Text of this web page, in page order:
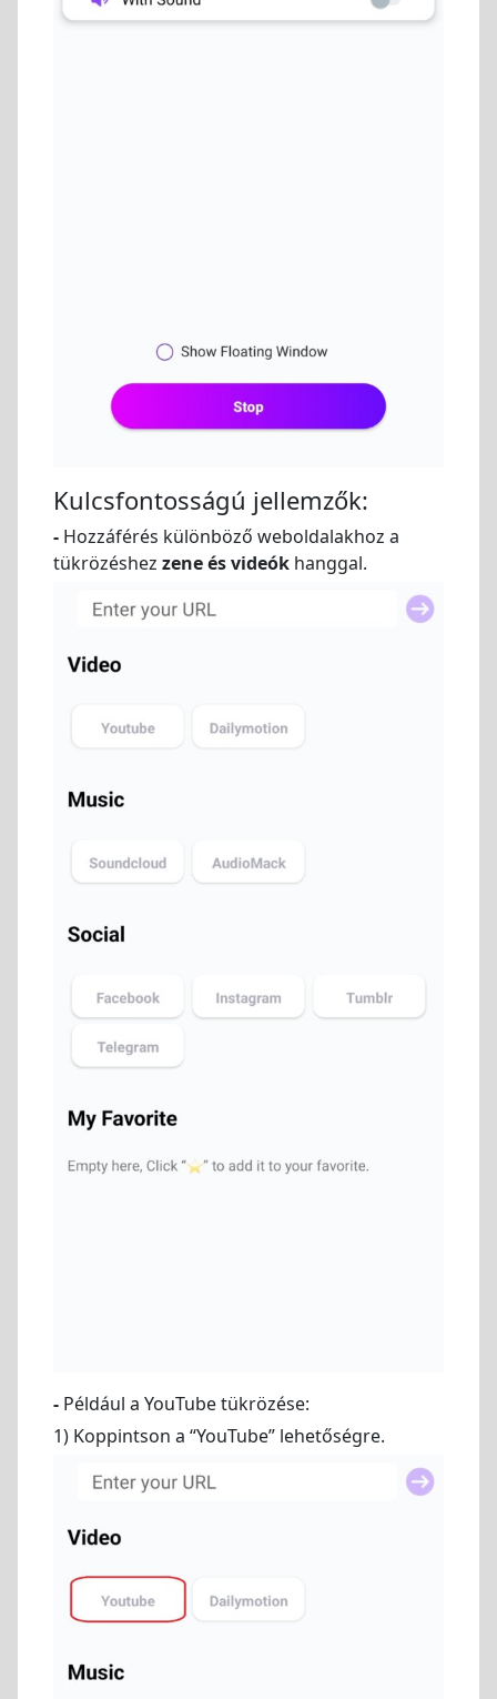
Kulcsfontosságú jellemzők:
- Hozzáférés különböző weboldalakhoz a
tükrözéshez zene és videók hanggal.
- Például a YouTube tükrözése:
1) Koppintson a “YouTube” lehetőségre.